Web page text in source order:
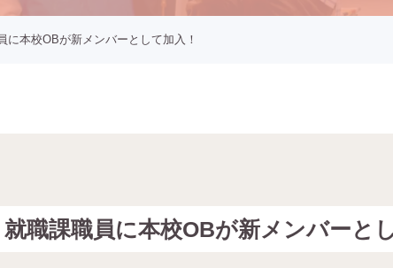
に本校OBが新メンバーとして加入！
就職課職員に本校OBが新メンバーと